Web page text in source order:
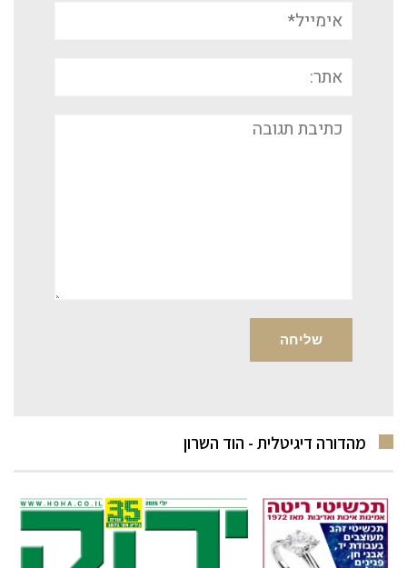
אימייל*
תגובה
מהדורה דיגיטלית - הוד השרון